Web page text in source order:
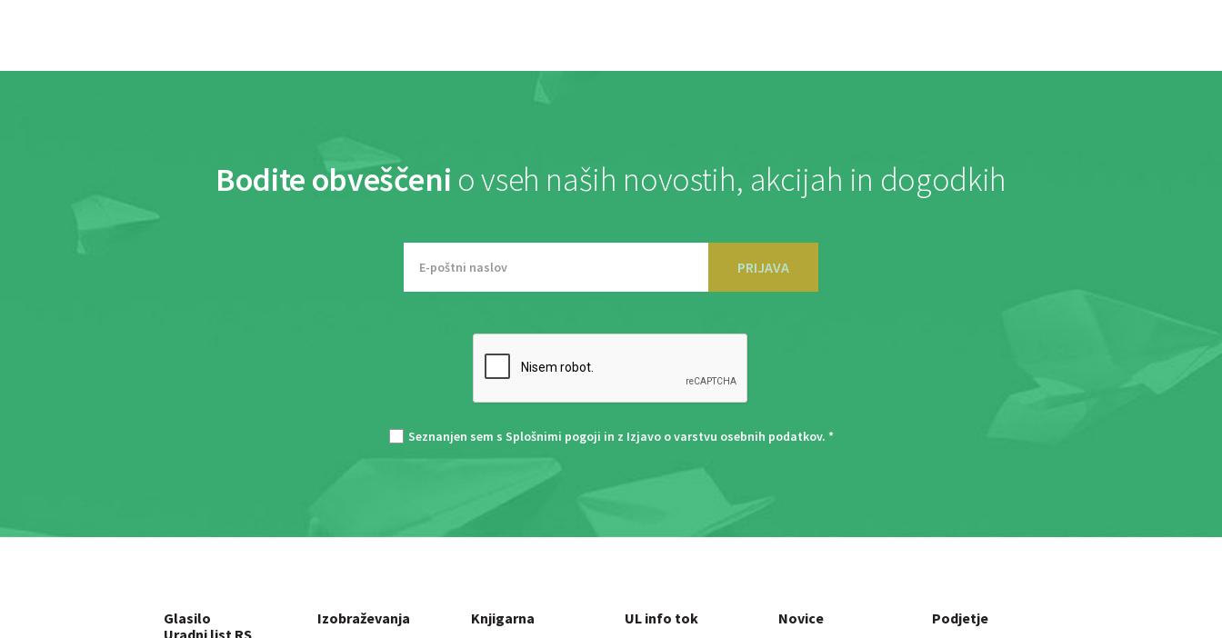
Bodite obveščeni o vseh naših novostih, akcijah in dogodkih
PRIJAVA
Seznanjen sem s Splošnimi pogoji in z Izjavo o varstvu osebnih podatkov. *
Glasilo
Uradni list RS
Izobraževanja Knjigarna UL info tok Novice Podjetje